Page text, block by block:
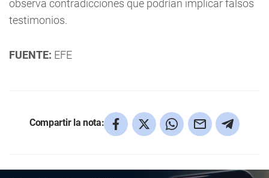
observa contradicciones que podrían implicar falsos
testimonios.
FUENTE: EFE
Compartir la nota: